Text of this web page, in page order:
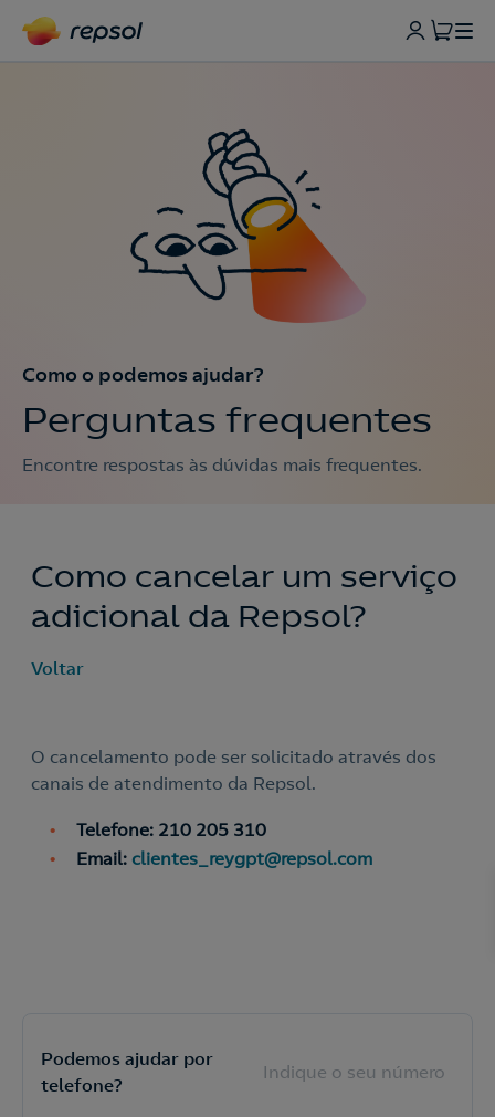
Nós ligamos!
Como o podemos ajudar?
Perguntas frequentes
Encontre respostas às dúvidas mais frequentes.
Como cancelar um serviço
adicional da Repsol?
Voltar
O cancelamento pode ser solicitado através dos
canais de atendimento da Repsol.
Telefone: 210 205 310
Email: clientes_reygpt@repsol.com
Podemos ajudar por
telefone?